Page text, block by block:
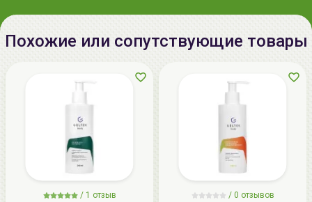
производства:
даты производства.
Производитель:
ООО «Гельтек-Медика»,
Российская Федерация, 115201
Москва, 1-ый Варшавский
проезд, дом 2, стр.8. (115201
Москва, 1-ый Варшавский
проезд, дом 2, стр.7, 143530
Похожие или сопутствующие товары
/ 1 отзыв
/ 0 отзывов